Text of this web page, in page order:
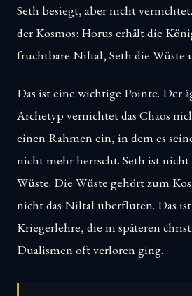
Seth besiegt, aber nicht
der Kosmos: Horus erhält die
fruchtbare Niltal, Seth die Wüste
Das ist eine wichtige Pointe. Der
Archetyp vernichtet das Chaos
einen Rahmen ein, in dem es
nicht mehr herrscht. Seth ist nicht
Wüste. Die Wüste gehört zum
nicht das Niltal überfluten. Das
Kriegerlehre, die in späteren
Dualismen oft verloren ging.